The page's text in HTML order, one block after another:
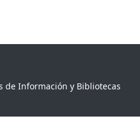
de Información y Bibliotecas